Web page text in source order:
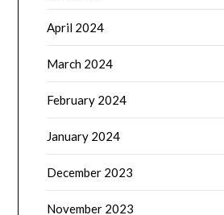
April 2024
March 2024
February 2024
January 2024
December 2023
November 2023